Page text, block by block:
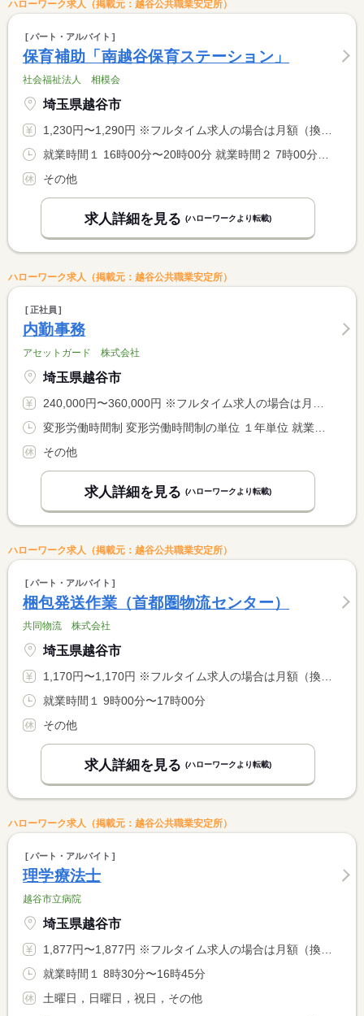
ハローワーク求人（掲載元：越谷公共職業安定所）
パート・アルバイト
保育補助「南越谷保育ステーション」
社会福祉法人 相模会
埼玉県越谷市
1,230円〜1,290円 ※フルタイム求人の場合は月額（換算額）、パート求人の場合は時間額を表示しています。
就業時間１ 16時00分〜20時00分 就業時間２ 7時00分〜12時00分 又は 7時00分〜20時00分の時間の間の4時間以上 就業時間に関する特記事項 ＊就業時間、日数については 相談に応じます。
その他
求人詳細を見る (ハローワークより転載)
ハローワーク求人（掲載元：越谷公共職業安定所）
正社員
内勤事務
アセットガード 株式会社
埼玉県越谷市
240,000円〜360,000円 ※フルタイム求人の場合は月額（換算額）、パート求人の場合は時間額を表示しています。
変形労働時間制 変形労働時間制の単位 １年単位 就業時間１ 8時00分〜17時00分
その他
求人詳細を見る (ハローワークより転載)
ハローワーク求人（掲載元：越谷公共職業安定所）
パート・アルバイト
梱包発送作業（首都圏物流センター）
共同物流 株式会社
埼玉県越谷市
1,170円〜1,170円 ※フルタイム求人の場合は月額（換算額）、パート求人の場合は時間額を表示しています。
就業時間１ 9時00分〜17時00分
その他
求人詳細を見る (ハローワークより転載)
ハローワーク求人（掲載元：越谷公共職業安定所）
パート・アルバイト
理学療法士
越谷市立病院
埼玉県越谷市
1,877円〜1,877円 ※フルタイム求人の場合は月額（換算額）、パート求人の場合は時間額を表示しています。
就業時間１ 8時30分〜16時45分
土曜日，日曜日，祝日，その他